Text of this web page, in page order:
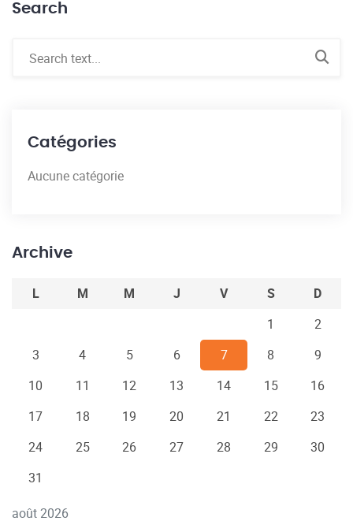
Search
Catégories
Aucune catégorie
Archive
août 2026
L M M J V S
D
1
2
3
4 5 6 7 8
9
10
11 12 13 14 15
16
17
18 19 20 21 22
23
24
25 26 27 28 29
30
31